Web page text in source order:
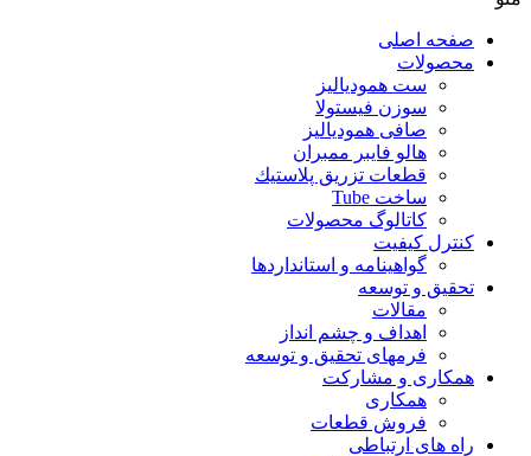
اصلی
ست همودیالیز
سوزن فیستولا
صافی همودیالیز
هالو فایبر ممبران
قطعات تزريق پلاستيك
ساخت Tube
کاتالوگ محصولات
کیفیت
گواهينامه و استانداردها
و توسعه
مقالات
اهداف و چشم انداز
فرمهای تحقیق و توسعه
و مشارکت
همکاری
فروش قطعات
های ارتباطی